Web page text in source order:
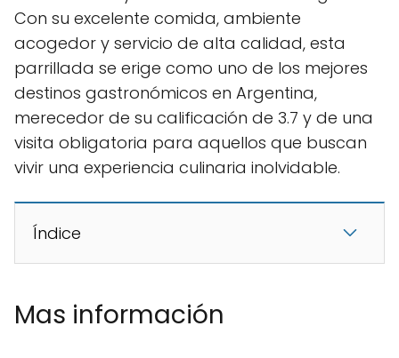
Con su excelente comida, ambiente
acogedor y servicio de alta calidad, esta
parrillada se erige como uno de los mejores
destinos gastronómicos en Argentina,
merecedor de su calificación de 3.7 y de una
visita obligatoria para aquellos que buscan
vivir una experiencia culinaria inolvidable.
Índice
Mas información